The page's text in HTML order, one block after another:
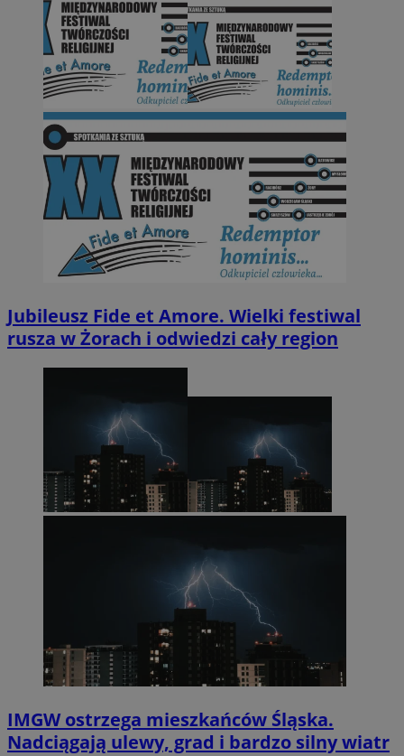
Jubileusz Fide et Amore. Wielki festiwal
rusza w Żorach i odwiedzi cały region
IMGW ostrzega mieszkańców Śląska.
Nadciągają ulewy, grad i bardzo silny wiatr